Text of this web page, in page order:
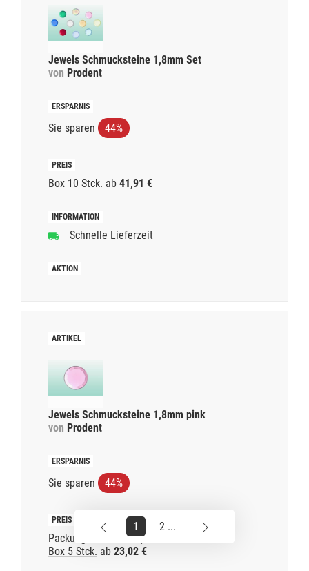
Jewels Schmucksteine 1,8mm Set
von Prodent
Sie sparen 44%
Box 10 Stck. ab 41,91 €
Schnelle Lieferzeit
Jewels Schmucksteine 1,8mm pink
von Prodent
Sie sparen 44%
Packung 1 Stck. ab9,47 €
Box 5 Stck. ab 23,02 €
1 2 ...